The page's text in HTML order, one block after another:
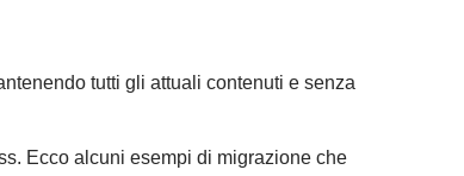
tutti gli attuali contenuti e senza
Ecco alcuni esempi di migrazione che